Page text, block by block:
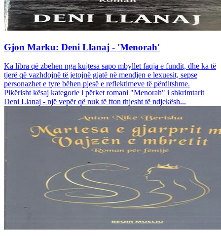
Gjon Marku: Deni Llanaj - 'Menorah'
Ka libra që zbehen nga kujtesa sapo mbyllet faqja e fundit, dhe ka të
tjerë që vazhdojnë të jetojnë gjatë në mendjen e lexuesit, sepse
personazhet e tyre bëhen pjesë e reflektimeve të përditshme.
Pikërisht kësaj kategorie i përket romani "Menorah" i shkrimtarit
Deni Llanaj - një vepër që nuk të fton thjesht të ndjekësh...